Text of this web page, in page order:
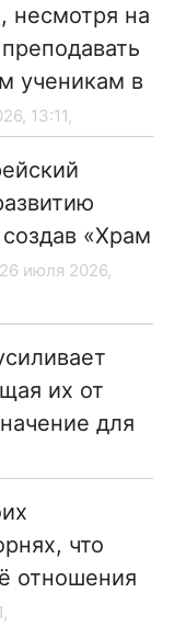
несмотря на
ученикам в
13:11,
«Храм
26 июля 2026,
их от
для
что
отношения